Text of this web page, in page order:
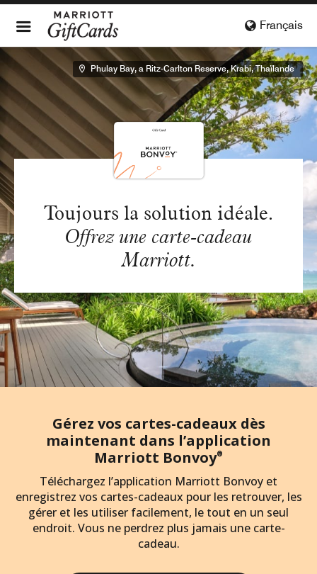
Français
Toujours la solution idéale.
Offrez une carte-cadeau
Marriott.
Phulay Bay, a Ritz-Carlton Reserve, Krabi, Thaïlande
Gérez vos cartes-cadeaux dès
maintenant dans l’application
Marriott Bonvoy®
Téléchargez l’application Marriott Bonvoy et
enregistrez vos cartes-cadeaux pour les retrouver, les
gérer et les utiliser facilement, le tout en un seul
endroit. Vous ne perdrez plus jamais une carte-
cadeau.